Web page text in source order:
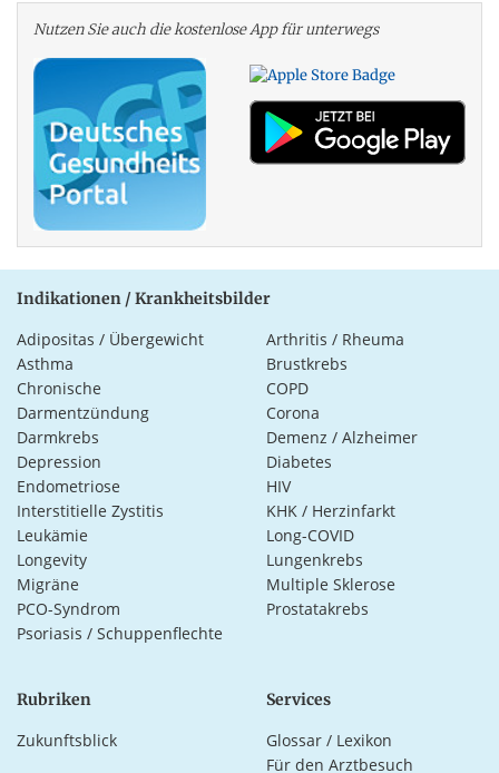
Nutzen Sie auch die kosten­lose App für unterwegs
Indikationen / Krankheitsbilder
Adipositas / Übergewicht
Arthritis / Rheuma
Asthma
Brustkrebs
Chronische
Darmentzündung
COPD
Corona
Darmkrebs
Demenz / Alzheimer
Depression
Diabetes
Endometriose
HIV
Interstitielle Zystitis
KHK / Herzinfarkt
Leukämie
Long-COVID
Longevity
Lungenkrebs
Migräne
Multiple Sklerose
PCO-Syndrom
Prostatakrebs
Psoriasis / Schuppenflechte
Rubriken
Zukunftsblick
Services
Glossar / Lexikon
Für den Arztbesuch